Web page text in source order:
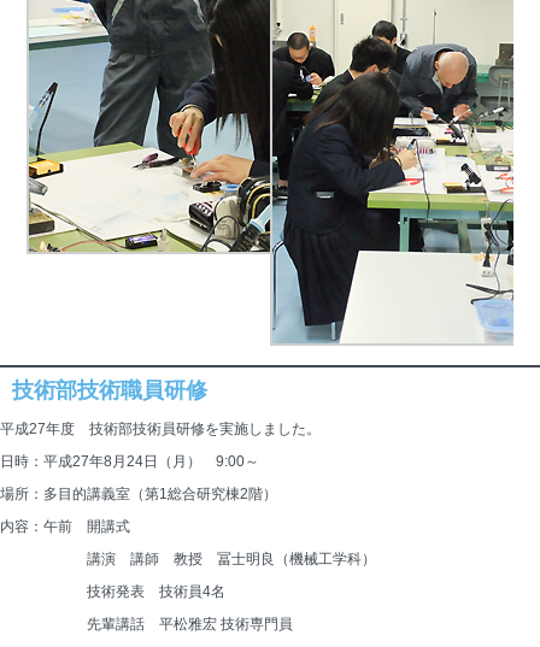
技術部技術職員研修
平成27年度 技術部技術員研修を実施しました。
日時：平成27年8月24日（月） 9:00～
場所：多目的講義室（第1総合研究棟2階）
内容：午前　開講式
講演　講師　教授　冨士明良（機械工学科）
技術発表　技術員4名
先輩講話　平松雅宏 技術専門員